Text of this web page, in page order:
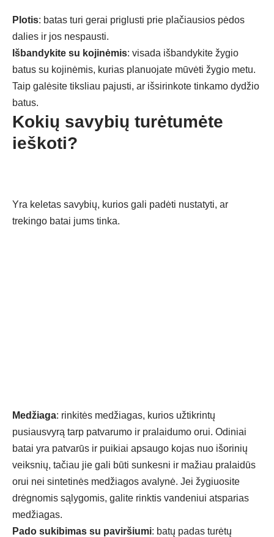
Plotis: batas turi gerai priglusti prie plačiausios pėdos
dalies ir jos nespausti.
Išbandykite su kojinėmis: visada išbandykite žygio
batus su kojinėmis, kurias planuojate mūvėti žygio metu.
Taip galėsite tiksliau pajusti, ar išsirinkote tinkamo dydžio
batus.
Kokių savybių turėtumėte
ieškoti?
Yra keletas savybių, kurios gali padėti nustatyti, ar
trekingo batai jums tinka.
Medžiaga: rinkitės medžiagas, kurios užtikrintų
pusiausvyrą tarp patvarumo ir pralaidumo orui. Odiniai
batai yra patvarūs ir puikiai apsaugo kojas nuo išorinių
veiksnių, tačiau jie gali būti sunkesni ir mažiau pralaidūs
orui nei sintetinės medžiagos avalynė. Jei žygiuosite
drėgnomis sąlygomis, galite rinktis vandeniui atsparias
medžiagas.
Pado sukibimas su paviršiumi: batų padas turėtų